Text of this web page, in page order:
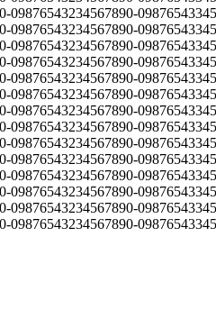
09876543234567890-
09876543234567890-
09876543234567890-
09876543234567890-
09876543234567890-
09876543234567890-
09876543234567890-
09876543234567890-
09876543234567890-
09876543234567890-
09876543234567890-
09876543234567890-